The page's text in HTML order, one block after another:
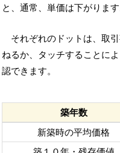
と、通常、単価は下がります
それぞれのドットは、取
ねるか、タッチすることに
認できます。
築年数
新築時の平均価格